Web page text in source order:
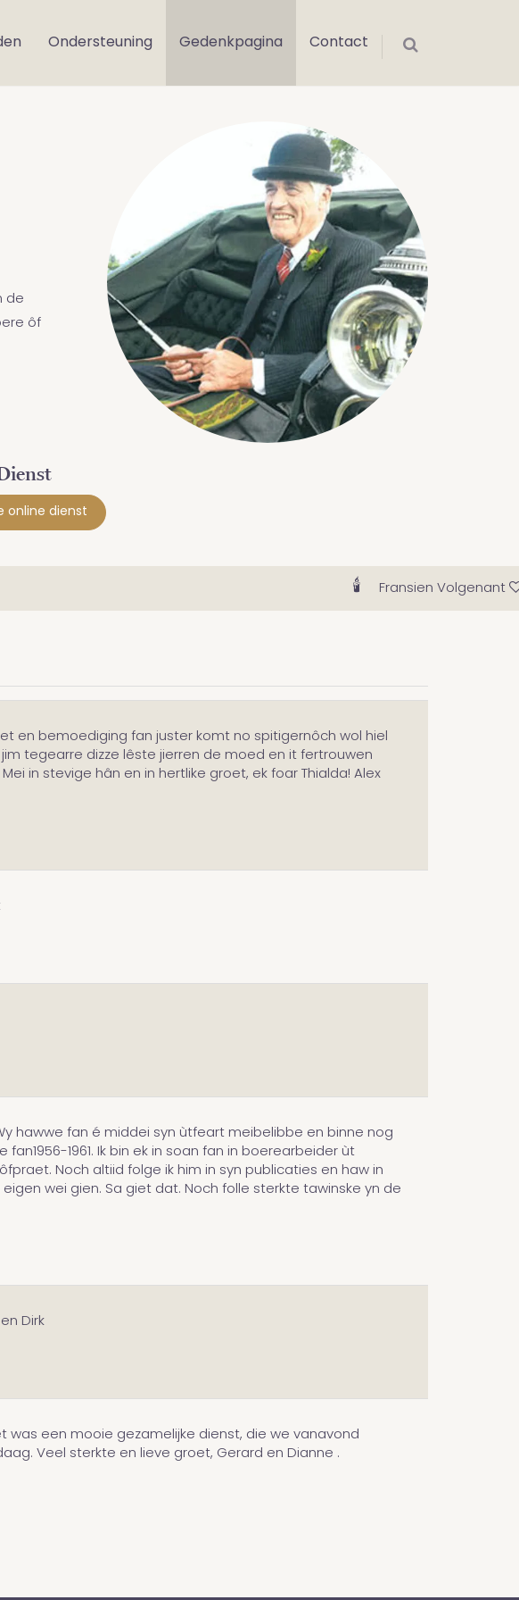
Ondersteuning Gedenkpagina Contact
de
ôf
online dienst
Fransien Volgenant
en bemoediging fan juster komt no spitigernôch wol hiel
tegearre dizze lêste jierren de moed en it fertrouwen
in stevige hân en in hertlike groet, ek foar Thialda! Alex
hawwe fan é middei syn ùtfeart meibelibbe en binne nog
1961. Ik bin ek in soan fan in boerearbeider ùt
Noch altiid folge ik him in syn publicaties en haw in
wei gien. Sa giet dat. Noch folle sterkte tawinske yn de
Dirk
was een mooie gezamelijke dienst, die we vanavond
Veel sterkte en lieve groet, Gerard en Dianne .